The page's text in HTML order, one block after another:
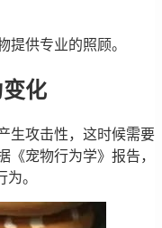
提供专业的照顾。
化
生攻击性，这时候需要
《宠物行为学》报告，
。